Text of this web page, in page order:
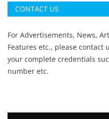
CONTACT US
For Advertisements, News,
Features etc., please contact
your complete credentials
number etc.